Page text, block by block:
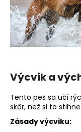
Výcvik a
Tento pes sa učí
skôr, než si to
Zásady výcviku: